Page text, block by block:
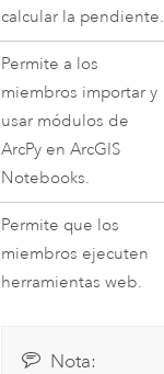
calcular la pendiente.
Permite a los
miembros importar y
usar módulos de
ArcPy enArcGIS
Notebooks.
Permite que los
miembros ejecuten
herramientas web.
Nota: